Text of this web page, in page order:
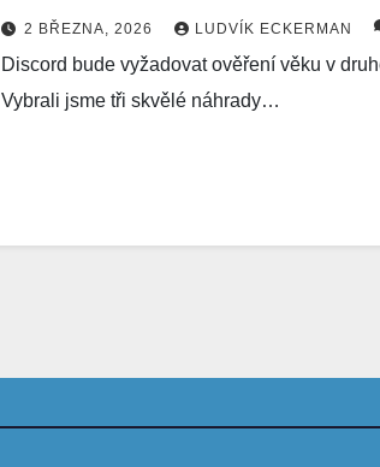
2 BŘEZNA, 2026 LUDVÍK ECKERMAN
Discord bude vyžadovat ověření věku v
Vybrali jsme tři skvělé náhrady…